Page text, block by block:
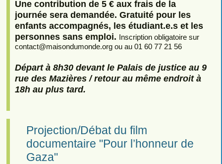
Une contribution de 5 € aux frais de la
journée sera demandée. Gratuité pour les
enfants accompagnés, les étudiant.e.s et les
personnes sans emploi. Inscription obligatoire sur
contact@maisondumonde.org ou au 01 60 77 21 56
Départ à 8h30 devant le Palais de justice au 9
rue des Mazières / retour au même endroit à
18h au plus tard.
Projection/Débat du film
documentaire "Pour l’honneur de
Gaza"